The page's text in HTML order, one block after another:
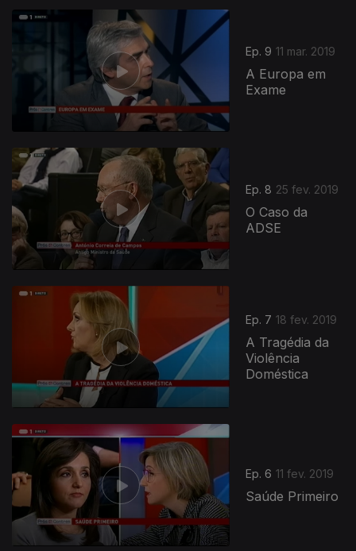
Ep. 9 11 mar. 2019
A Europa em
Exame
Ep. 8 25 fev. 2019
O Caso da
ADSE
Ep. 7 18 fev. 2019
A Tragédia da
Violência
Doméstica
Ep. 6 11 fev. 2019
Saúde Primeiro